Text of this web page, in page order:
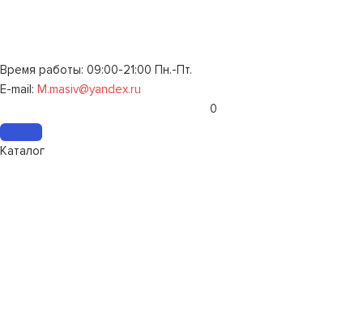
Время работы: 09:00-21:00 Пн.-Пт.
E-mail: M.masiv@yandex.ru
0
Каталог